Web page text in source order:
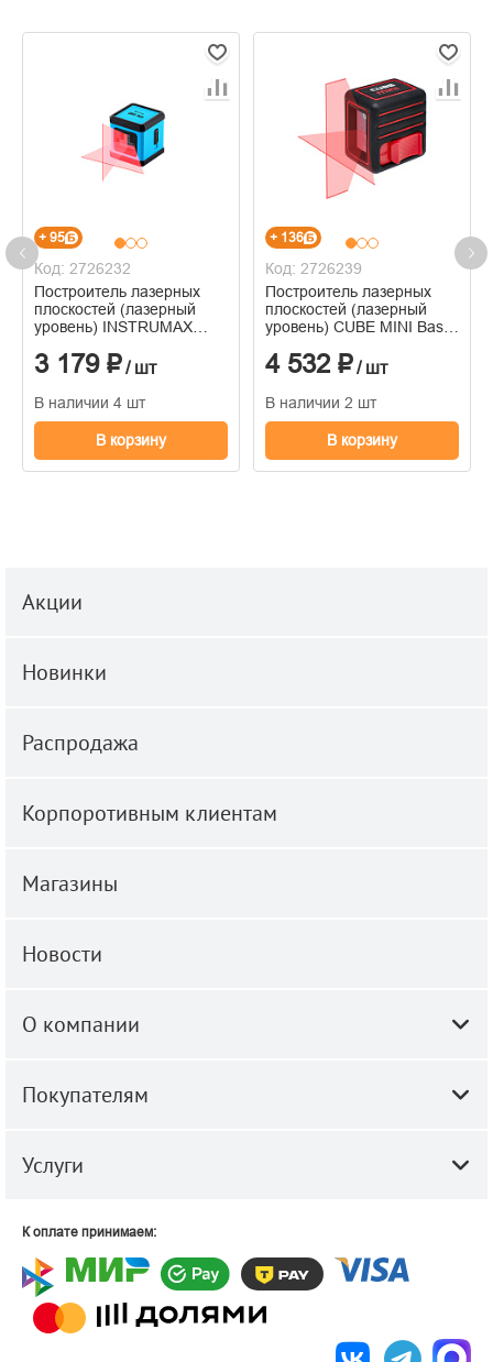
+ 95
Код: 2726232
Построитель лазерных
плоскостей (лазерный
уровень) INSTRUMAX
3 179 ₽/ шт
В наличии 4 шт
В корзину
+ 136
Код: 2726239
Построитель лазерных
плоскостей (лазерный
уровень) CUBE MINI Basic
4 532 ₽/ шт
В наличии 2 шт
В корзину
Акции
Новинки
Распродажа
Корпоротивным клиентам
Магазины
Новости
О компании
Покупателям
Услуги
К оплате принимаем: